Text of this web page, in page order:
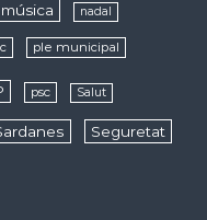
música nadal
ple municipal
psc Salut
Seguretat